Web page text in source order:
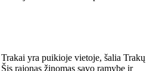
yra puikioje vietoje, šalia Trakų
rajonas žinomas savo ramybe ir